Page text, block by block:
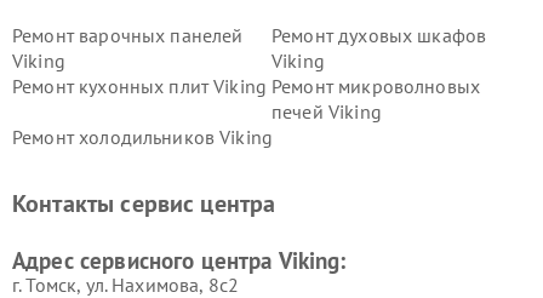
Ремонт варочных панелей
Viking
Ремонт духовых шкафов
Viking
Ремонт кухонных плит Viking Ремонт микроволновых
печей Viking
Ремонт холодильников Viking
Контакты сервис центра
Адрес сервисного центра Viking:
г. Томск, ул. Нахимова, 8с2